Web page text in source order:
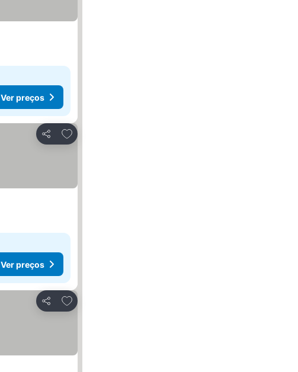
Ver preços
Partilhar
Adicionar aos favoritos
Ver preços
Partilhar
Adicionar aos favoritos